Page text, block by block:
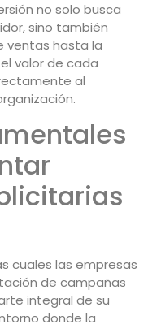
no solo busca
sino también
ventas hasta la
valor de cada
al
cuales las empresas
de campañas
integral de su
donde la